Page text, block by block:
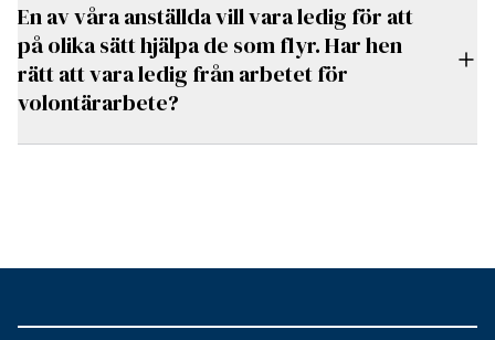
En av våra anställda vill vara ledig för att
på olika sätt hjälpa de som flyr. Har hen
rätt att vara ledig från arbetet för
volontärarbete?